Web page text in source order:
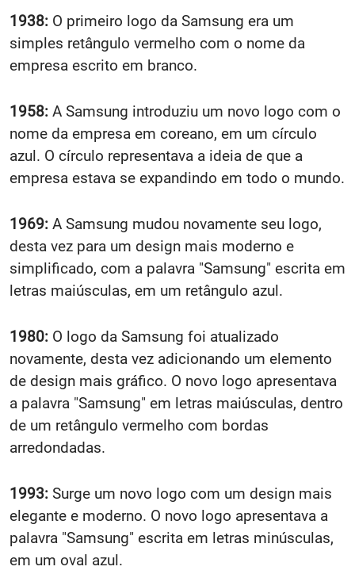
1938: O primeiro logo da Samsung era um
simples retângulo vermelho com o nome da
empresa escrito em branco.
1958: A Samsung introduziu um novo logo com o
nome da empresa em coreano, em um círculo
azul. O círculo representava a ideia de que a
empresa estava se expandindo em todo o mundo.
1969: A Samsung mudou novamente seu logo,
desta vez para um design mais moderno e
simplificado, com a palavra "Samsung" escrita em
letras maiúsculas, em um retângulo azul.
1980: O logo da Samsung foi atualizado
novamente, desta vez adicionando um elemento
de design mais gráfico. O novo logo apresentava
a palavra "Samsung" em letras maiúsculas, dentro
de um retângulo vermelho com bordas
arredondadas.
1993: Surge um novo logo com um design mais
elegante e moderno. O novo logo apresentava a
palavra "Samsung" escrita em letras minúsculas,
em um oval azul.